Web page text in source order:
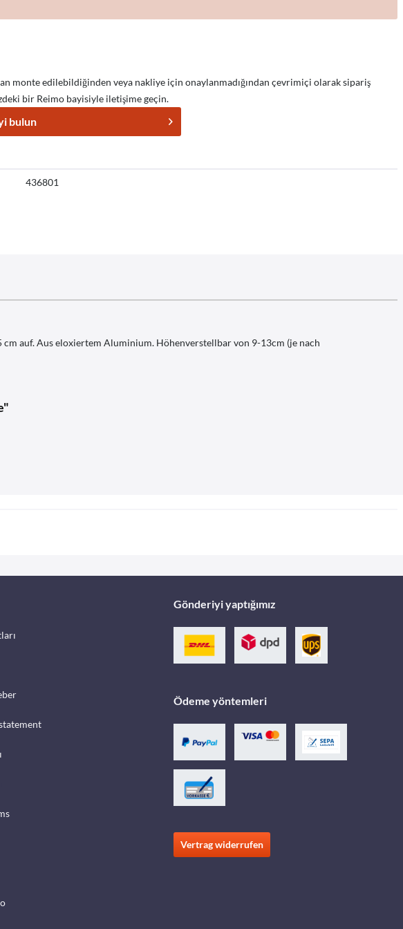
monte edilebildiğinden veya nakliye için onaylanmadığından çevrimiçi olarak sipariş
bir Reimo bayisiyle iletişime geçin.
bulun
436801
auf. Aus eloxiertem Aluminium. Höhenverstellbar von 9-13cm (je nach
Gönderiyi yaptığımız
Ödeme yöntemleri
Vertrag widerrufen